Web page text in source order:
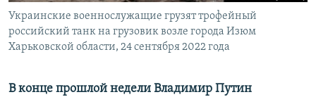
Все сайты RFE/RL
Украинские военнослужащие грузят трофейный
российский танк на грузовик возле города Изюм
Харьковской области, 24 сентября 2022 года
В конце прошлой недели Владимир Путин